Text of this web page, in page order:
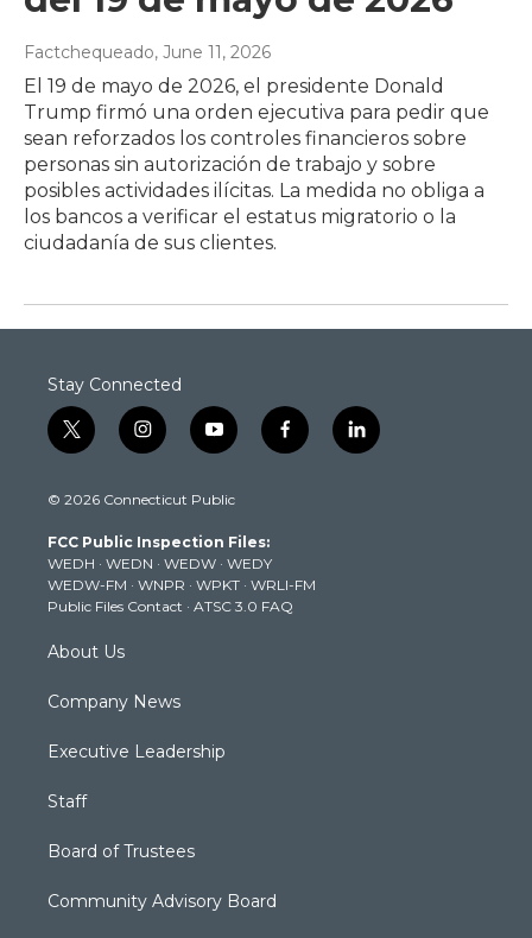
Factchequeado, June 11, 2026
El 19 de mayo de 2026, el presidente Donald
Trump firmó una orden ejecutiva para pedir que
sean reforzados los controles financieros sobre
personas sin autorización de trabajo y sobre
posibles actividades ilícitas. La medida no obliga a
los bancos a verificar el estatus migratorio o la
ciudadanía de sus clientes.
Stay Connected
t
w
t
e
r
i
n
t
g
r
a
m
y
o
t
b
e
f
a
k
l
i
© 2026 Connecticut Public
FCC Public Inspection Files:
WEDH · WEDN · WEDW · WEDY
WEDW-FM · WNPR · WPKT · WRLI-FM
Public Files Contact · ATSC 3.0 FAQ
About Us
Company News
Executive Leadership
Staff
Board of Trustees
Community Advisory Board